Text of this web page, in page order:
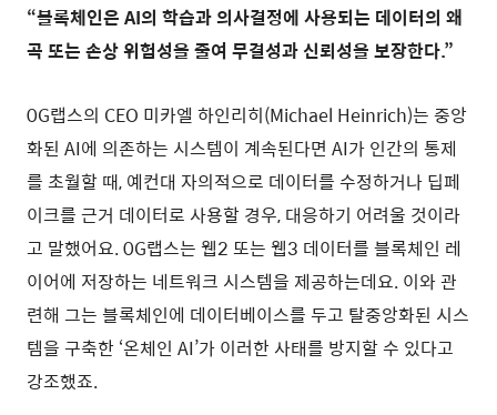
“블록체인은 AI의 학습과 의사결정에 사용되는 데이터의 왜
곡 또는 손상 위험성을 줄여 무결성과 신뢰성을 보장한다.”
0G랩스의 CEO 미카엘 하인리히(Michael Heinrich)는 중앙
화된 AI에 의존하는 시스템이 계속된다면 AI가 인간의 통제
를 초월할 때, 예컨대 자의적으로 데이터를 수정하거나 딥페
이크를 근거 데이터로 사용할 경우, 대응하기 어려울 것이라
고 말했어요. 0G랩스는 웹2 또는 웹3 데이터를 블록체인 레
이어에 저장하는 네트워크 시스템을 제공하는데요. 이와 관
련해 그는 블록체인에 데이터베이스를 두고 탈중앙화된 시스
템을 구축한 ‘온체인 AI’가 이러한 사태를 방지할 수 있다고
강조했죠.